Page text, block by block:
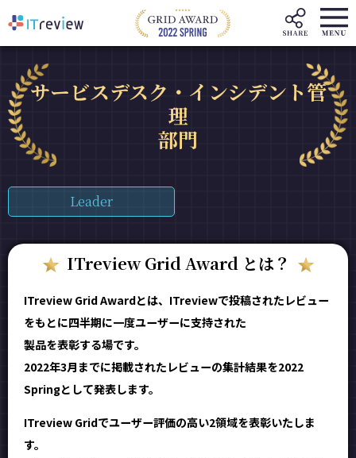
サービスデスク・インシデント管
理
部門
Leader
ITreview Grid Award とは？
ITreview Grid Awardとは、ITreviewで投稿されたレビュー
をもとに四半期に一度ユーザーに支持された
製品を表彰する場です。
2022年3月までに掲載されたレビューの集計結果を2022
Springとして発表します。
ITreview Gridでユーザー評価の高い2領域を表彰いたしま
す。